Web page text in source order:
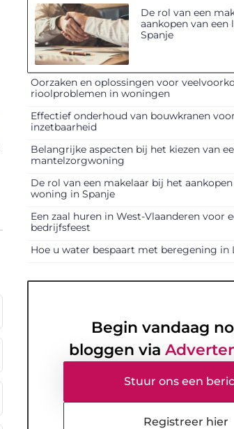
De rol van een
aankopen van een
Spanje
Oorzaken en oplossingen voor
rioolproblemen in woningen
Effectief onderhoud van bouwkranen
inzetbaarheid
Belangrijke aspecten bij het kiezen van
mantelzorgwoning
De rol van een makelaar bij het
woning in Spanje
Een zaal huren in West-Vlaanderen voor
bedrijfsfeest
Hoe u water bespaart met beregening in
Begin vandaag
bloggen via
Stuur ons een
Registreer hier